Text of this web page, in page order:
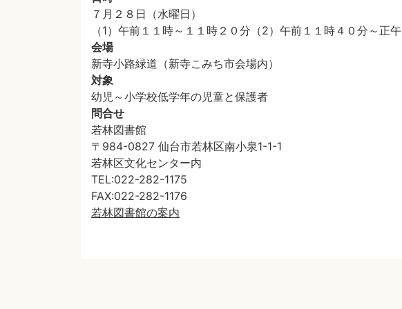
７月２８日（水曜日）
（1）午前１１時～１１時２０分（2）午前１１時４０分～正午
会場
新寺小路緑道（新寺こみち市会場内）
対象
幼児～小学校低学年の児童と保護者
問合せ
若林図書館
〒984-0827 仙台市若林区南小泉1-1-1
若林区文化センター内
TEL:022-282-1175
FAX:022-282-1176
若林図書館の案内